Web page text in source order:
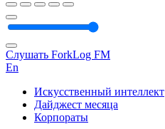
Слушать ForkLog FM
En
Искусственный интеллект
Дайджест месяца
Корпораты